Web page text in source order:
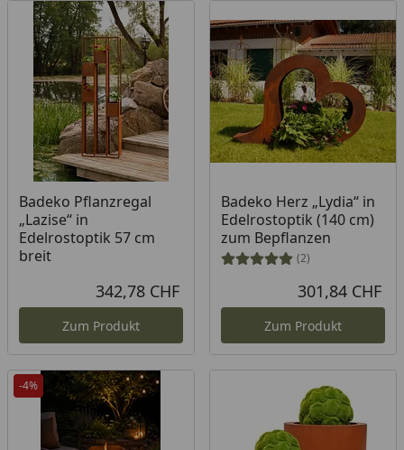
Badeko Pflanzregal
„Lazise“ in
Edelrostoptik 57 cm
breit
342,78 CHF
Zum Produkt
Badeko Herz „Lydia“ in
Edelrostoptik (140 cm)
zum Bepflanzen
(2)
301,84 CHF
Zum Produkt
-4%